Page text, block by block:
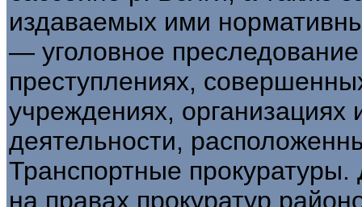
издаваемых ими
— уголовное
преступлениях,
учреждениях, организациях
деятельности,
Транспортные
на правах прокуратур